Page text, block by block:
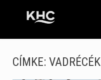
CÍMKE: VADRÉCÉK